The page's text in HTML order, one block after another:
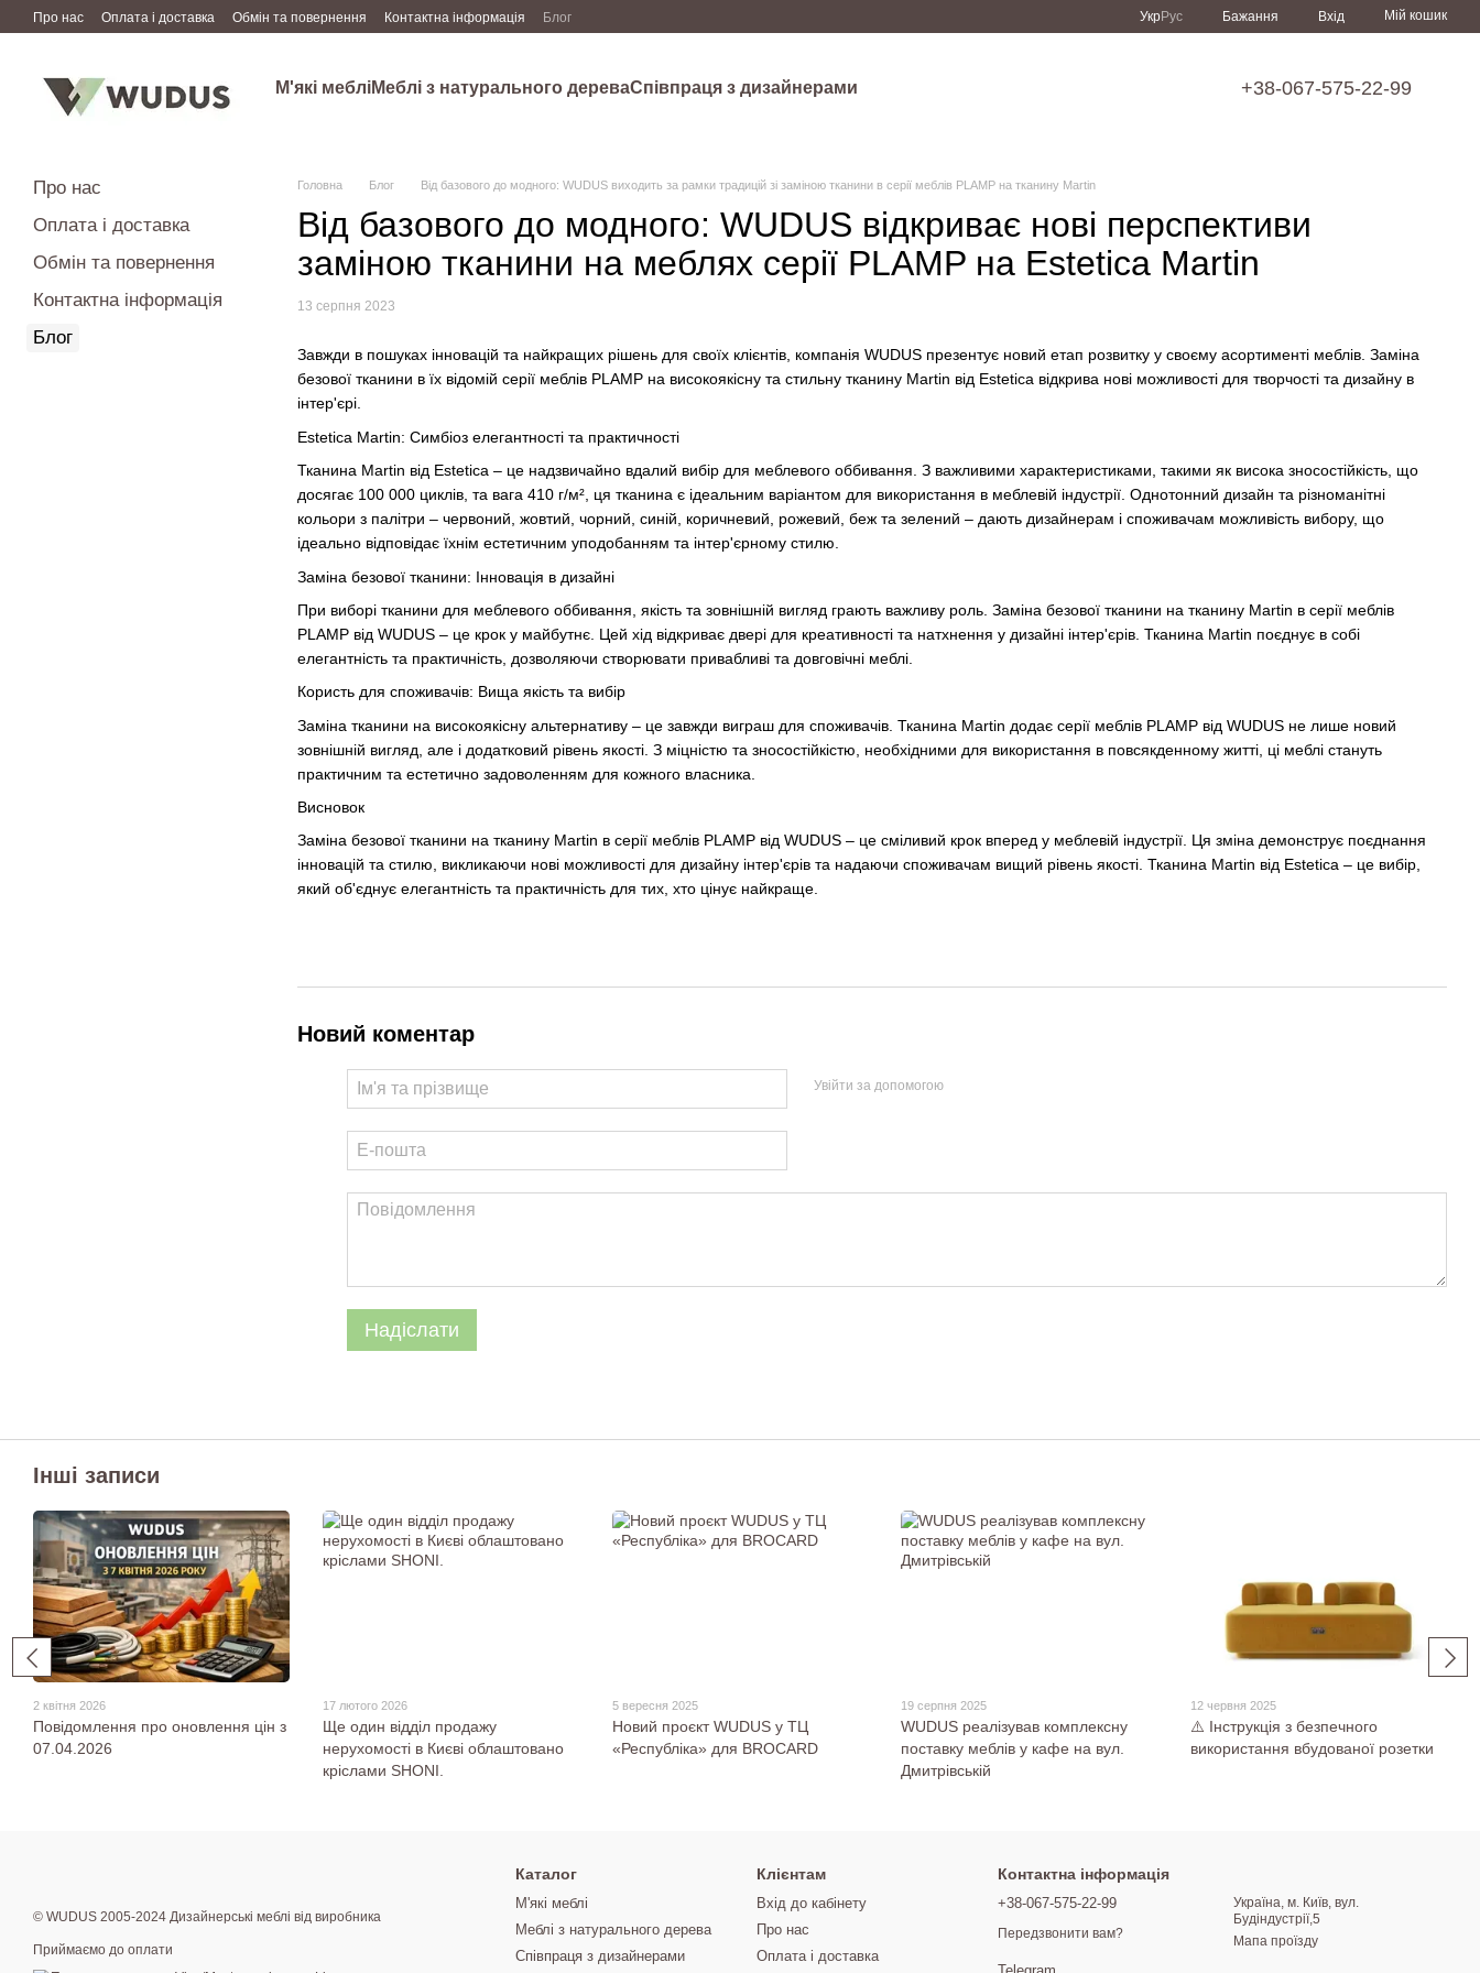
Перейти до основного контенту
Про нас Оплата і доставка Обмін та повернення Контактна інформація Блог УкрРус Бажання Вхід Мій кошик
М'які мебліМеблі з натурального дереваСпівпраця з дизайнерами +38-067-575-22-99
Головна Блог Від базового до модного: WUDUS виходить за рамки традицій зі заміною тканини в серії меблів PLAMP на тканину Martin
Від базового до модного: WUDUS відкриває нові перспективи
заміною тканини на меблях серії PLAMP на Estetica Martin
13 серпня 2023
Завжди в пошуках інновацій та найкращих рішень для своїх клієнтів, компанія WUDUS презентує новий етап розвитку у своєму асортименті меблів. Заміна
безової тканини в їх відомій серії меблів PLAMP на високоякісну та стильну тканину Martin від Estetica відкрива нові можливості для творчості та дизайну в
інтер'єрі.
Estetica Martin: Симбіоз елегантності та практичності
Тканина Martin від Estetica – це надзвичайно вдалий вибір для меблевого оббивання. З важливими характеристиками, такими як висока зносостійкість, що
досягає 100 000 циклів, та вага 410 г/м², ця тканина є ідеальним варіантом для використання в меблевій індустрії. Однотонний дизайн та різноманітні
кольори з палітри – червоний, жовтий, чорний, синій, коричневий, рожевий, беж та зелений – дають дизайнерам і споживачам можливість вибору, що
ідеально відповідає їхнім естетичним уподобанням та інтер'єрному стилю.
Заміна безової тканини: Інновація в дизайні
При виборі тканини для меблевого оббивання, якість та зовнішній вигляд грають важливу роль. Заміна безової тканини на тканину Martin в серії меблів
PLAMP від WUDUS – це крок у майбутнє. Цей хід відкриває двері для креативності та натхнення у дизайні інтер'єрів. Тканина Martin поєднує в собі
елегантність та практичність, дозволяючи створювати привабливі та довговічні меблі.
Користь для споживачів: Вища якість та вибір
Заміна тканини на високоякісну альтернативу – це завжди виграш для споживачів. Тканина Martin додає серії меблів PLAMP від WUDUS не лише новий
зовнішній вигляд, але і додатковий рівень якості. З міцністю та зносостійкістю, необхідними для використання в повсякденному житті, ці меблі стануть
практичним та естетично задоволенням для кожного власника.
Висновок
Заміна безової тканини на тканину Martin в серії меблів PLAMP від WUDUS – це сміливий крок вперед у меблевій індустрії. Ця зміна демонструє поєднання
інновацій та стилю, викликаючи нові можливості для дизайну інтер'єрів та надаючи споживачам вищий рівень якості. Тканина Martin від Estetica – це вибір,
який об'єднує елегантність та практичність для тих, хто цінує найкраще.
Новий коментар
Увійти за допомогою
Надіслати
Про нас
Оплата і доставка
Обмін та повернення
Контактна інформація
Блог
Інші записи
2 квітня 2026
Повідомлення про оновлення цін з
07.04.2026
17 лютого 2026
Ще один відділ продажу
нерухомості в Києві облаштовано
кріслами SHONI.
5 вересня 2025
Новий проєкт WUDUS у ТЦ
«Республіка» для BROCARD
19 серпня 2025
WUDUS реалізував комплексну
поставку меблів у кафе на вул.
Дмитрівській
12 червня 2025
⚠️ Інструкція з безпечного
використання вбудованої розетки
© WUDUS 2005-2024 Дизайнерські меблі від виробника
Приймаємо до оплати
Каталог
М'які меблі
Меблі з натурального дерева
Співпраця з дизайнерами
Клієнтам
Вхід до кабінету
Про нас
Оплата і доставка
Контактна інформація
+38-067-575-22-99
Передзвонити вам?
Україна, м. Київ, вул.
Будіндустрії,5
Мапа проїзду